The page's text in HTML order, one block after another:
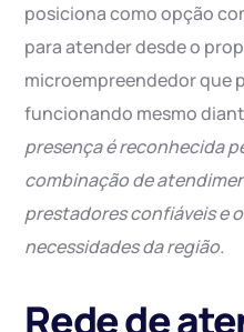
posiciona como opção
para atender desde o
microempreendedor que
funcionando mesmo
presença é reconhecida
combinação de
prestadores confiáveis e
necessidades da região.
Rede de